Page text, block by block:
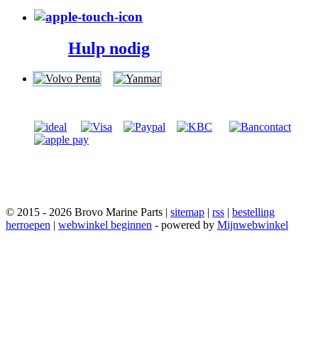
Hulp nodig
© 2015 - 2026 Brovo Marine Parts | sitemap | rss | bestelling
herroepen | webwinkel beginnen - powered by Mijnwebwinkel